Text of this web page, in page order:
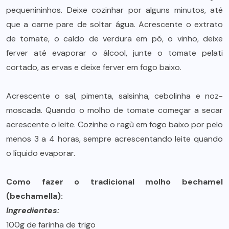
pequenininhos. Deixe cozinhar por alguns minutos, até
que a carne pare de soltar água. Acrescente o extrato
de tomate, o caldo de verdura em pó, o vinho, deixe
ferver até evaporar o álcool, junte o tomate pelati
cortado, as ervas e deixe ferver em fogo baixo.
Acrescente o sal, pimenta, salsinha, cebolinha e noz-
moscada. Quando o molho de tomate começar a secar
acrescente o leite. Cozinhe o ragù em fogo baixo por pelo
menos 3 a 4 horas, sempre acrescentando leite quando
o líquido evaporar.
Como fazer o tradicional molho bechamel
(bechamella):
Ingredientes:
100g de farinha de trigo